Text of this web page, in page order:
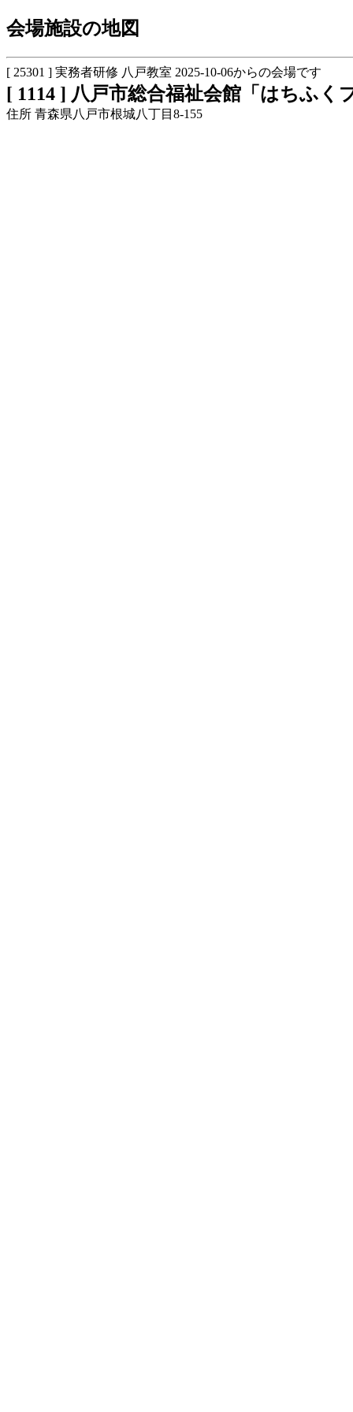
会場施設の地図
[ 25301 ] 実務者研修 八戸教室 2025-10-06からの会場です
[ 1114 ] 八戸市総合福祉会館「はちふく
住所 青森県八戸市根城八丁目8-155